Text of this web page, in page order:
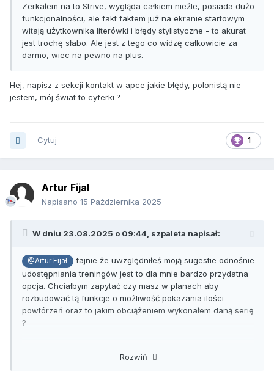
Zerkałem na to Strive, wygląda całkiem nieźle, posiada dużo
funkcjonalności, ale fakt faktem już na ekranie startowym
witają użytkownika literówki i błędy stylistyczne - to akurat
jest trochę słabo. Ale jest z tego co widzę całkowicie za
darmo, wiec na pewno na plus.
Hej, napisz z sekcji kontakt w apce jakie błędy, polonistą nie
jestem, mój świat to cyferki ?
1
Cytuj
Artur Fijał
Napisano 15 Października 2025
W dniu 23.08.2025 o 09:44, szpaleta napisał:
@Artur Fijał
fajnie że uwzględniłeś moją sugestie odnośnie
udostępniania treningów jest to dla mnie bardzo przydatna
opcja. Chciałbym zapytać czy masz w planach aby
rozbudować tą funkcje o możliwość pokazania ilości
powtórzeń oraz to jakim obciążeniem wykonałem daną serię
?
Rozwiń